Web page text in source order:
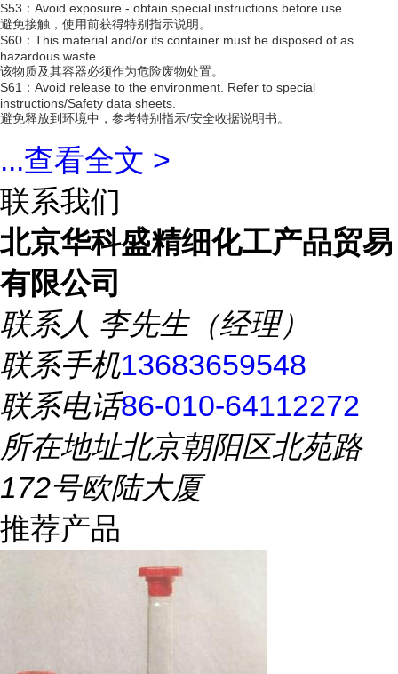
S53：Avoid exposure - obtain special instructions before use.
避免接触，使用前获得特别指示说明。
S60：This material and/or its container must be disposed of as
hazardous waste.
该物质及其容器必须作为危险废物处置。
S61：Avoid release to the environment. Refer to special
instructions/Safety data sheets.
避免释放到环境中，参考特别指示/安全收据说明书。
...查看全文 >
联系我们
北京华科盛精细化工产品贸易
有限公司
联系人 李先生（经理）
联系手机13683659548
联系电话86-010-64112272
所在地址北京朝阳区北苑路
172号欧陆大厦
推荐产品